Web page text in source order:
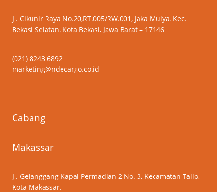
Jl. Cikunir Raya No.20,RT.005/RW.001, Jaka Mulya, Kec.
Bekasi Selatan, Kota Bekasi, Jawa Barat – 17146
(021) 8243 6892
marketing@ndecargo.co.id
Cabang
Makassar
Jl. Gelanggang Kapal Permadian 2 No. 3, Kecamatan Tallo,
Kota Makassar.